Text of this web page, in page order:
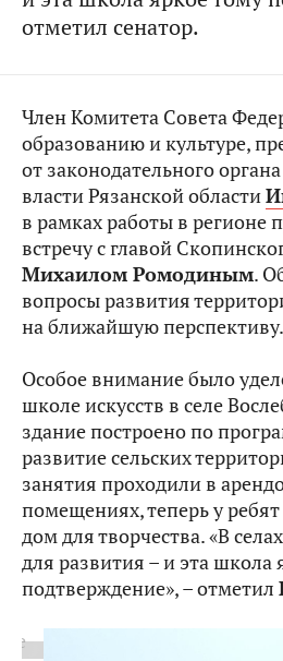
отметил сенатор.
Член Комитета Совета
образованию и культуре,
от законодательного
власти Рязанской области
в рамках работы в регионе
встречу с главой
Михаилом Ромодиным.
вопросы развития
на ближайшую перспективу.
Особое внимание было
школе искусств в селе
здание построено по
развитие сельских
занятия проходили в
помещениях, теперь у
дом для творчества. «В
для развития – и эта школа
подтверждение», – отметил